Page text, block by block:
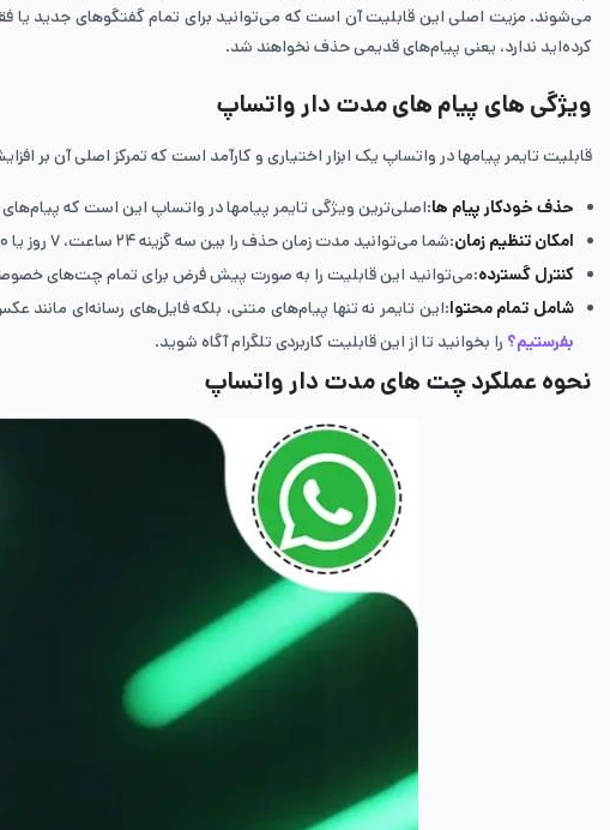
می‌شوند. مزیت اصلی این قابلیت آن است که می‌توانید برای تمام گفتگوهای جدید یا
کرده‌اید ندارد، یعنی پیام‌های قدیمی حذف نخواهند شد.
ویژگی‌ های پیام ‌های مدت‌ دار واتساپ
قابلیت تایمر پیامها در واتساپ یک ابزار اختیاری و کارآمد است که تمرکز اصلی آن
حذف خودکار پیام ‌ها:اصلی‌ترین ویژگی تایمر پیامها در واتساپ این است که
امکان تنظیم زمان:شما می‌توانید مدت زمان حذف را بین سه گزینه ۲۴ ساعت، ۷ روز یا ۹۰ روز تنظیم کنید که این انتخاب بستگی به میزان حساسیت یا موقتی بودن محتوای گفتگو دارد.
کنترل گسترده:می‌توانید این قابلیت را به صورت پیش ‌فرض برای تمام چت‌های
شامل تمام محتوا:این تایمر نه تنها پیام‌های متنی، بلکه فایل‌های رسانه‌ای مانند
بفرستیم؟ را بخوانید تا از این قابلیت کاربردی تلگرام آگاه شوید.
نحوه عملکرد چت های مدت دار واتساپ